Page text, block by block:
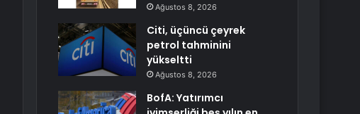
Ağustos 8, 2026
Citi, üçüncü çeyrek
petrol tahminini
yükseltti
Ağustos 8, 2026
BofA: Yatırımcı